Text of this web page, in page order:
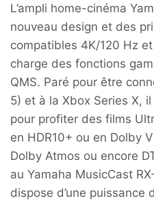
L’ampli home-cinéma
nouveau design et des
compatibles 4K/120 Hz
charge des fonctions
QMS. Paré pour être
5) et à la Xbox Series X,
pour profiter des films
en HDR10+ ou en Dolby
Dolby Atmos ou encore
au Yamaha MusicCast
dispose d’une